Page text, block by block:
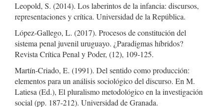
Leopold, S. (2014). Los laberintos de la infancia: discursos,
representaciones y crítica. Universidad de la República.
López-Gallego, L. (2017). Procesos de constitución del
sistema penal juvenil uruguayo. ¿Paradigmas híbridos?
Revista Crítica Penal y Poder, (12), 109-125.
Martín-Criado, E. (1991). Del sentido como producción:
elementos para un análisis sociológico del discurso. En M.
Latiesa (Ed.), El pluralismo metodológico en la investigación
social (pp. 187-212). Universidad de Granada.